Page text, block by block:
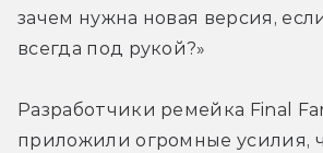
зачем нужна новая версия,
всегда под рукой?»
Разработчики ремейка Final
приложили огромные усилия,